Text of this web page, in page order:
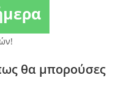
θα μπορούσες